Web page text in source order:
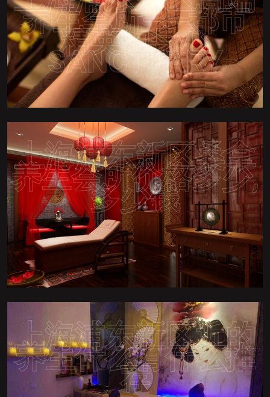
养生会所——都市
精英的身心
SANCTUARY
上海浦东新区桑拿
养生会所价格多少,
多少钱
上海浦东新区近的
养生什么有什么推
荐